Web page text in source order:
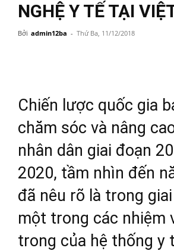
NGHỆ Y TẾ TẠI
Bởi admin12ba - Thứ Ba, 11/12/2018
Chiến lược quốc gia
chăm sóc và nâng
nhân dân giai đoạn
2020, tầm nhìn đến
đã nêu rõ là trong
một trong các nhiệm
trong của hệ thống y